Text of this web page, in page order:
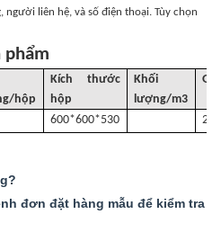
người liên hệ, và số điện thoại. Tùy chọn
phẩm
hộp
Kích thước
hộp
Khối
lượng/m3
G
600*600*530
đơn đặt hàng mẫu để kiểm tra